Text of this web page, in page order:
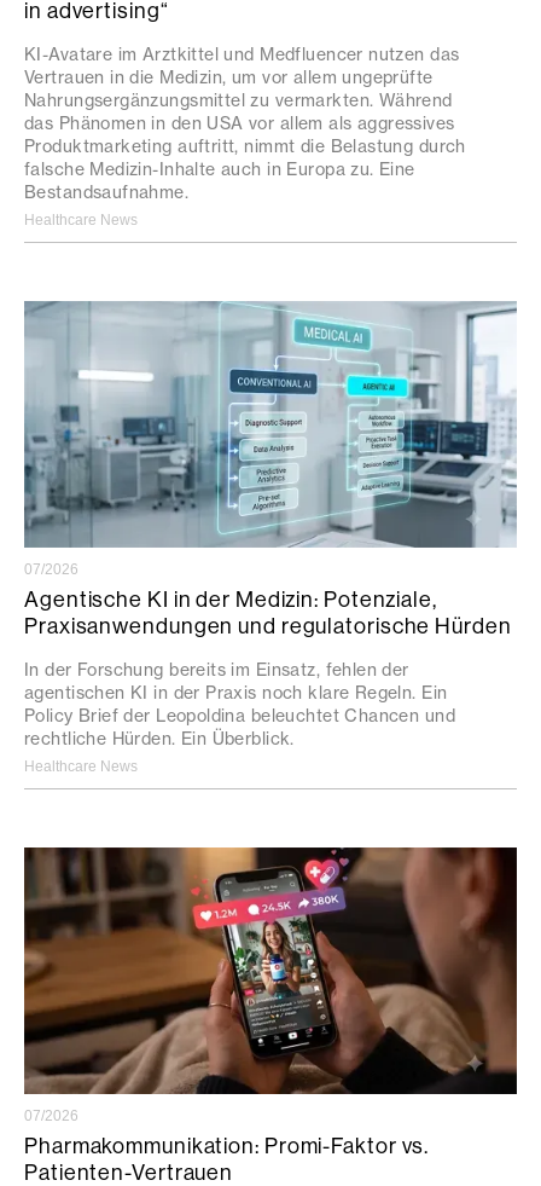
in advertising“
KI-Avatare im Arztkittel und Medfluencer nutzen das
Vertrauen in die Medizin, um vor allem ungeprüfte
Nahrungsergänzungsmittel zu vermarkten. Während
das Phänomen in den USA vor allem als aggressives
Produktmarketing auftritt, nimmt die Belastung durch
falsche Medizin-Inhalte auch in Europa zu. Eine
Bestandsaufnahme.
Healthcare News
07/2026
Agentische KI in der Medizin: Potenziale,
Praxisanwendungen und regulatorische Hürden
In der Forschung bereits im Einsatz, fehlen der
agentischen KI in der Praxis noch klare Regeln. Ein
Policy Brief der Leopoldina beleuchtet Chancen und
rechtliche Hürden. Ein Überblick.
Healthcare News
07/2026
Pharmakommunikation: Promi-Faktor vs.
Patienten-Vertrauen